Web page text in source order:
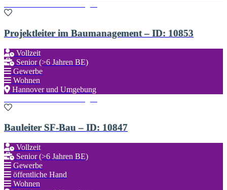
Projektleiter im Baumanagement – ID: 10853
Vollzeit
Senior (>6 Jahren BE)
Gewerbe
Wohnen
Hannover und Umgebung
Bauleiter SF-Bau – ID: 10847
Vollzeit
Senior (>6 Jahren BE)
Gewerbe
öffentliche Hand
Wohnen